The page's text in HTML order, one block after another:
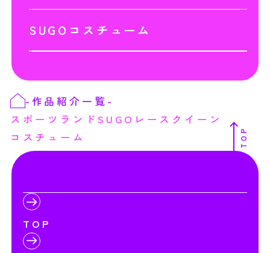
SUGOコスチューム
- 作品紹介一覧 -
スポーツランドSUGOレースクイーン
コスチューム
TOP
TOP